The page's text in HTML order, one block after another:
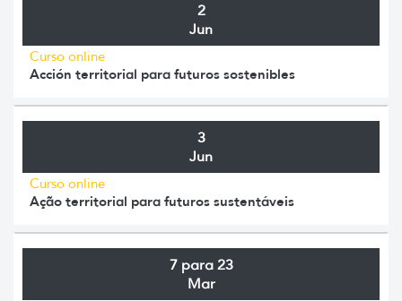
2
Jun
Curso online
Acción territorial para futuros sostenibles
3
Jun
Curso online
Ação territorial para futuros sustentáveis
7 para 23
Mar